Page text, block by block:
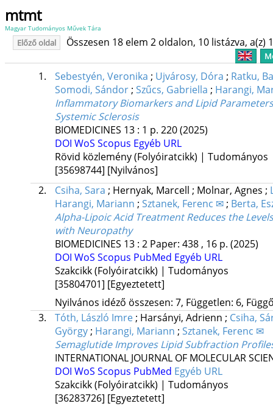
mtmt
Magyar Tudományos Művek Tára
Előző oldal Összesen 18 elem 2 oldalon, 10 listázva, a(z)
1. Sebestyén, Veronika ; Ujvárosy, Dóra ; Ratku,
Somodi, Sándor; Szűcs, Gabriella ; Harangi,
Inflammatory Biomarkers and Lipid
Systemic Sclerosis
BIOMEDICINES 13: 1 p. 220(2025)
DOI WoS Scopus Egyéb URL
Rövid közlemény (Folyóiratcikk) | Tudományos
[35698744] [Nyilvános]
2.
Csiha, Sara ; Hernyak, Marcell ; Molnar, Agnes ;
Harangi, Mariann ; Sztanek, Ferenc ✉; Berta,
Alpha-Lipoic Acid Treatment Reduces the
with Neuropathy
BIOMEDICINES 13: 2 Paper: 438 , 16 p. (2025)
DOI WoS Scopus PubMed Egyéb URL
Szakcikk (Folyóiratcikk) | Tudományos
[35804701] [Egyeztetett]
Nyilvános idéző összesen: 7, Független: 6,
3.
Tóth, László Imre; Harsányi, Adrienn ; Csiha,
György; Harangi, Mariann ; Sztanek, Ferenc ✉
Semaglutide Improves Lipid Subfraction
INTERNATIONAL JOURNAL OF MOLECULAR
DOI WoS Scopus PubMed Egyéb URL
Szakcikk (Folyóiratcikk) | Tudományos
[36283726] [Egyeztetett]